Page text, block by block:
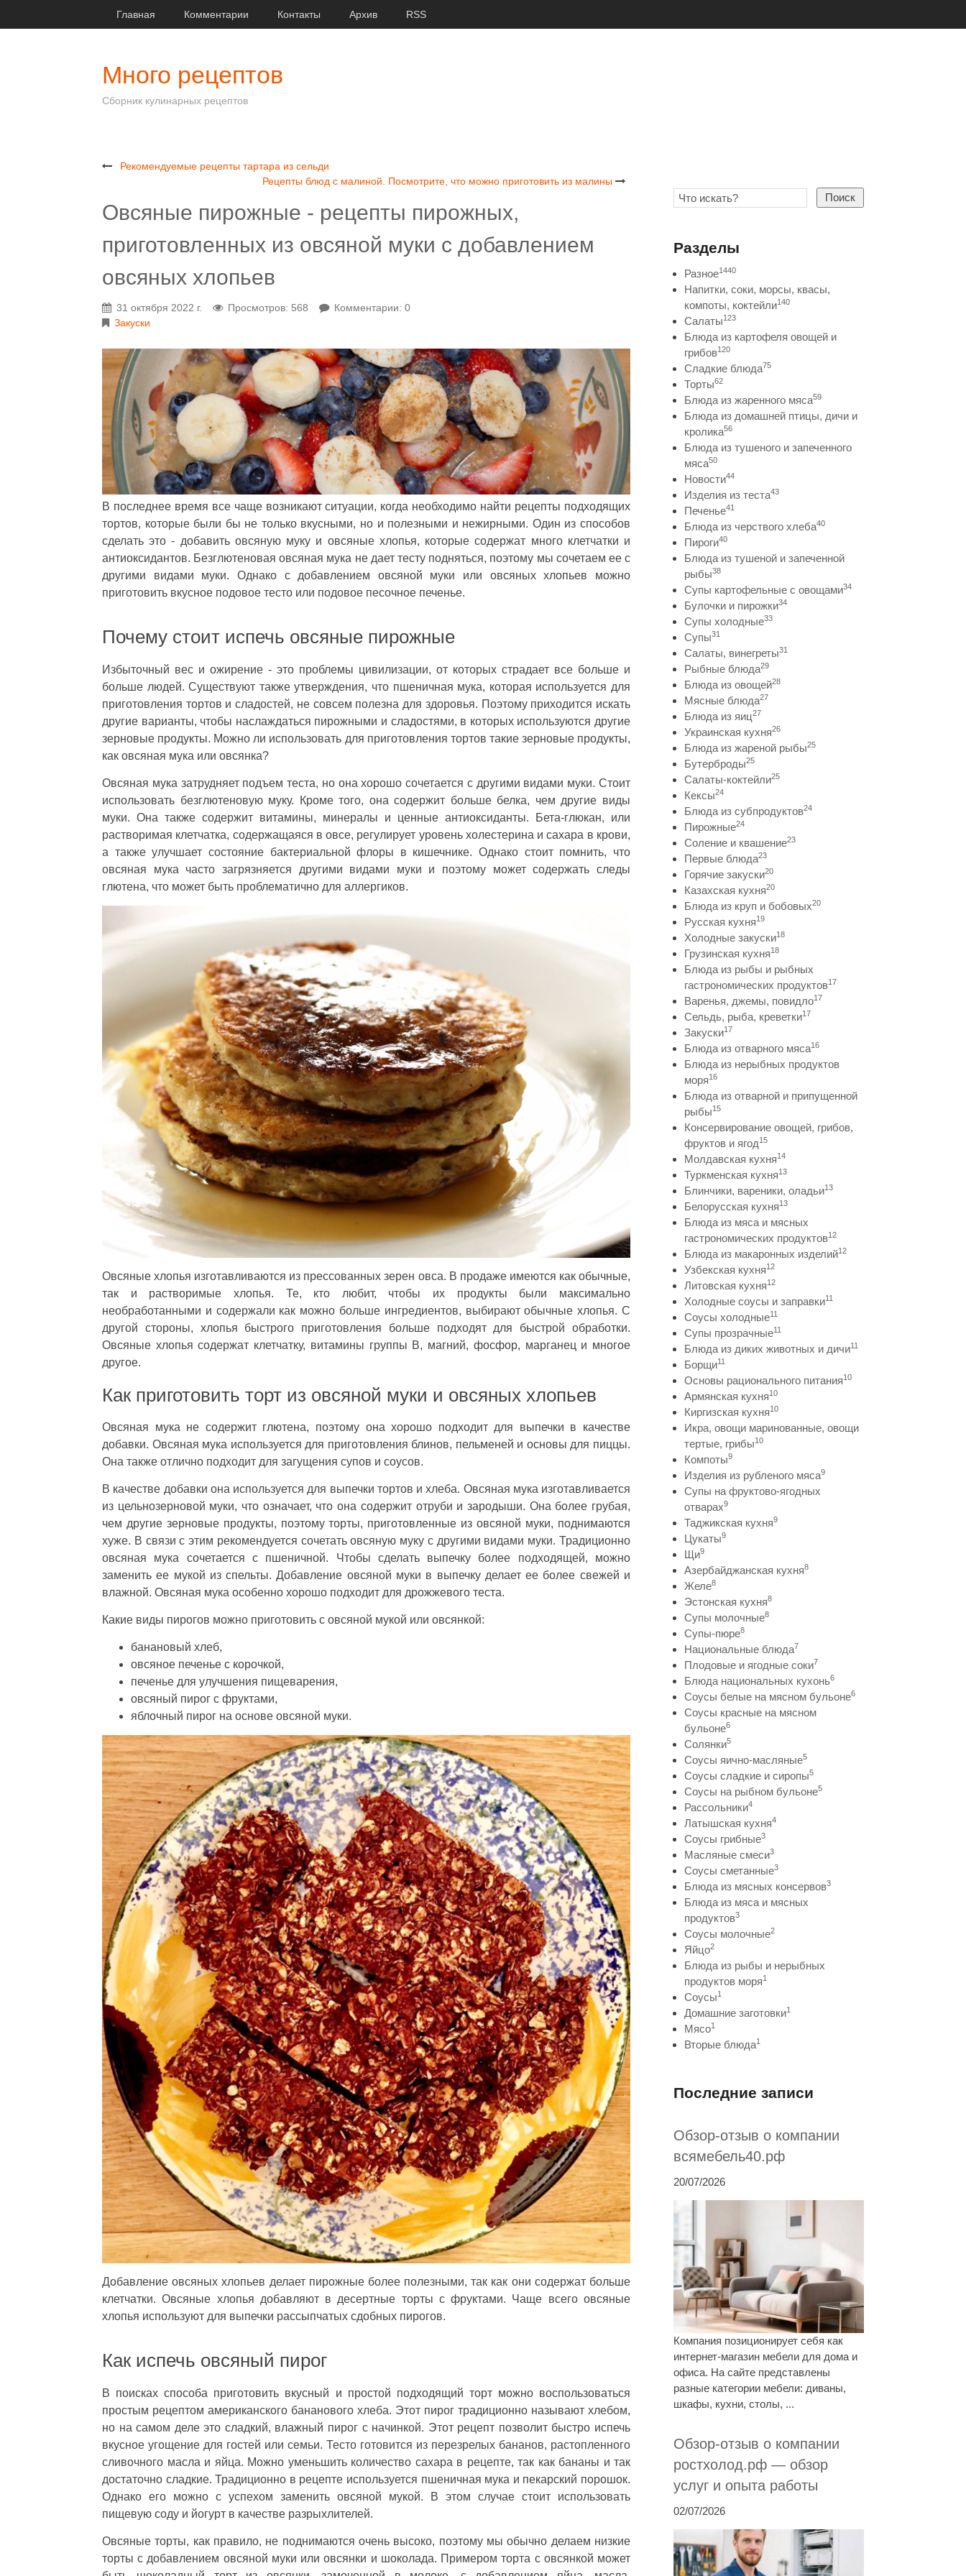
Главная Комментарии Контакты Архив RSS
Много рецептов
Сборник кулинарных рецептов
Рекомендуемые рецепты тартара из сельди
Рецепты блюд с малиной. Посмотрите, что можно приготовить из малины
Овсяные пирожные - рецепты пирожных,
приготовленных из овсяной муки с добавлением
овсяных хлопьев
31 октября 2022 г. Просмотров: 568
Комментарии: 0
Закуски
В последнее время все чаще возникают ситуации, когда необходимо найти рецепты подходящих
тортов, которые были бы не только вкусными, но и полезными и нежирными. Один из способов
сделать это - добавить овсяную муку и овсяные хлопья, которые содержат много клетчатки и
антиоксидантов. Безглютеновая овсяная мука не дает тесту подняться, поэтому мы сочетаем ее с
другими видами муки. Однако с добавлением овсяной муки или овсяных хлопьев можно
приготовить вкусное подовое тесто или подовое песочное печенье.
Почему стоит испечь овсяные пирожные
Избыточный вес и ожирение - это проблемы цивилизации, от которых страдает все больше и
больше людей. Существуют также утверждения, что пшеничная мука, которая используется для
приготовления тортов и сладостей, не совсем полезна для здоровья. Поэтому приходится искать
другие варианты, чтобы наслаждаться пирожными и сладостями, в которых используются другие
зерновые продукты. Можно ли использовать для приготовления тортов такие зерновые продукты,
как овсяная мука или овсянка?
Овсяная мука затрудняет подъем теста, но она хорошо сочетается с другими видами муки. Стоит
использовать безглютеновую муку. Кроме того, она содержит больше белка, чем другие виды
муки. Она также содержит витамины, минералы и ценные антиоксиданты. Бета-глюкан, или
растворимая клетчатка, содержащаяся в овсе, регулирует уровень холестерина и сахара в крови,
а также улучшает состояние бактериальной флоры в кишечнике. Однако стоит помнить, что
овсяная мука часто загрязняется другими видами муки и поэтому может содержать следы
глютена, что может быть проблематично для аллергиков.
Овсяные хлопья изготавливаются из прессованных зерен овса. В продаже имеются как обычные,
так и растворимые хлопья. Те, кто любит, чтобы их продукты были максимально
необработанными и содержали как можно больше ингредиентов, выбирают обычные хлопья. С
другой стороны, хлопья быстрого приготовления больше подходят для быстрой обработки.
Овсяные хлопья содержат клетчатку, витамины группы В, магний, фосфор, марганец и многое
другое.
Как приготовить торт из овсяной муки и овсяных хлопьев
Овсяная мука не содержит глютена, поэтому она хорошо подходит для выпечки в качестве
добавки. Овсяная мука используется для приготовления блинов, пельменей и основы для пиццы.
Она также отлично подходит для загущения супов и соусов.
В качестве добавки она используется для выпечки тортов и хлеба. Овсяная мука изготавливается
из цельнозерновой муки, что означает, что она содержит отруби и зародыши. Она более грубая,
чем другие зерновые продукты, поэтому торты, приготовленные из овсяной муки, поднимаются
хуже. В связи с этим рекомендуется сочетать овсяную муку с другими видами муки. Традиционно
овсяная мука сочетается с пшеничной. Чтобы сделать выпечку более подходящей, можно
заменить ее мукой из спельты. Добавление овсяной муки в выпечку делает ее более свежей и
влажной. Овсяная мука особенно хорошо подходит для дрожжевого теста.
Какие виды пирогов можно приготовить с овсяной мукой или овсянкой:
банановый хлеб,
овсяное печенье с корочкой,
печенье для улучшения пищеварения,
овсяный пирог с фруктами,
яблочный пирог на основе овсяной муки.
Добавление овсяных хлопьев делает пирожные более полезными, так как они содержат больше
клетчатки. Овсяные хлопья добавляют в десертные торты с фруктами. Чаще всего овсяные
хлопья используют для выпечки рассыпчатых сдобных пирогов.
Как испечь овсяный пирог
В поисках способа приготовить вкусный и простой подходящий торт можно воспользоваться
простым рецептом американского бананового хлеба. Этот пирог традиционно называют хлебом,
но на самом деле это сладкий, влажный пирог с начинкой. Этот рецепт позволит быстро испечь
вкусное угощение для гостей или семьи. Тесто готовится из перезрелых бананов, растопленного
сливочного масла и яйца. Можно уменьшить количество сахара в рецепте, так как бананы и так
достаточно сладкие. Традиционно в рецепте используется пшеничная мука и пекарский порошок.
Однако его можно с успехом заменить овсяной мукой. В этом случае стоит использовать
пищевую соду и йогурт в качестве разрыхлителей.
Овсяные торты, как правило, не поднимаются очень высоко, поэтому мы обычно делаем низкие
торты с добавлением овсяной муки или овсянки и шоколада. Примером торта с овсянкой может
Поиск
Разделы
Разное1440
Напитки, соки, морсы, квасы,
компоты, коктейли140
Салаты123
Блюда из картофеля овощей и
грибов120
Сладкие блюда75
Торты62
Блюда из жаренного мяса59
Блюда из домашней птицы, дичи и
кролика56
Блюда из тушеного и запеченного
мяса50
Новости44
Изделия из теста43
Печенье41
Блюда из черствого хлеба40
Пироги40
Блюда из тушеной и запеченной
рыбы38
Супы картофельные с овощами34
Булочки и пирожки34
Супы холодные33
Супы31
Салаты, винегреты31
Рыбные блюда29
Блюда из овощей28
Мясные блюда27
Блюда из яиц27
Украинская кухня26
Блюда из жареной рыбы25
Бутерброды25
Салаты-коктейли25
Кексы24
Блюда из субпродуктов24
Пирожные24
Соление и квашение23
Первые блюда23
Горячие закуски20
Казахская кухня20
Блюда из круп и бобовых20
Русская кухня19
Холодные закуски18
Грузинская кухня18
Блюда из рыбы и рыбных
гастрономических продуктов17
Варенья, джемы, повидло17
Сельдь, рыба, креветки17
Закуски17
Блюда из отварного мяса16
Блюда из нерыбных продуктов
моря16
Блюда из отварной и припущенной
рыбы15
Консервирование овощей, грибов,
фруктов и ягод15
Молдавская кухня14
Туркменская кухня13
Блинчики, вареники, оладьи13
Белорусская кухня13
Блюда из мяса и мясных
гастрономических продуктов12
Блюда из макаронных изделий12
Узбекская кухня12
Литовская кухня12
Холодные соусы и заправки11
Соусы холодные11
Супы прозрачные11
Блюда из диких животных и дичи11
Борщи11
Основы рационального питания10
Армянская кухня10
Киргизская кухня10
Икра, овощи маринованные, овощи
тертые, грибы10
Компоты9
Изделия из рубленого мяса9
Супы на фруктово-ягодных
отварах9
Таджикская кухня9
Цукаты9
Щи9
Азербайджанская кухня8
Желе8
Эстонская кухня8
Супы молочные8
Супы-пюре8
Национальные блюда7
Плодовые и ягодные соки7
Блюда национальных кухонь6
Соусы белые на мясном бульоне6
Соусы красные на мясном
бульоне6
Солянки5
Соусы яично-масляные5
Соусы сладкие и сиропы5
Соусы на рыбном бульоне5
Рассольники4
Латышская кухня4
Соусы грибные3
Масляные смеси3
Соусы сметанные3
Блюда из мясных консервов3
Блюда из мяса и мясных
продуктов3
Соусы молочные2
Яйцо2
Блюда из рыбы и нерыбных
продуктов моря1
Соусы1
Домашние заготовки1
Мясо1
Вторые блюда1
Последние записи
Обзор-отзыв о компании
всямебель40.рф
20/07/2026
Компания позиционирует себя как
интернет-магазин мебели для дома и
офиса. На сайте представлены
разные категории мебели: диваны,
шкафы, кухни, столы, ...
Обзор-отзыв о компании
ростхолод.рф — обзор
услуг и опыта работы
02/07/2026